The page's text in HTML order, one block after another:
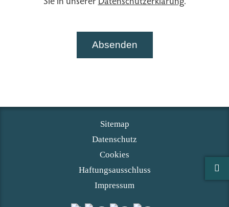
Absenden
Sitemap
Datenschutz
Cookies
Haftungsausschluss
Impressum